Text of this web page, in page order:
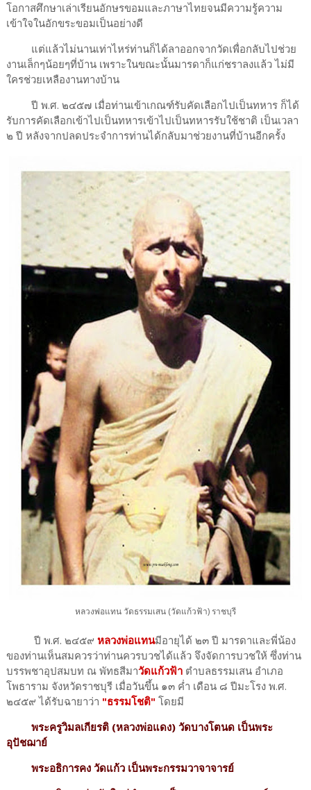
โอกาสศึกษาเล่าเรียนอักษรขอมและภาษาไทยจนมีความรู้ความ
เข้าใจในอักขระขอมเป็นอย่างดี
แต่แล้วไม่นานเท่าไหร่ท่านก็ได้ลาออกจากวัดเพื่อกลับไปช่วย
งานเล็กๆน้อยๆที่บ้าน เพราะในขณะนั้นมารดาก็แก่ชราลงแล้ว ไม่มี
ใครช่วยเหลืองานทางบ้าน
ปี พ.ศ. ๒๔๕๗ เมื่อท่านเข้าเกณฑ์รับคัดเลือกไปเป็นทหาร ก็ได้
รับการคัดเลือกเข้าไปเป็นทหารเข้าไปเป็นทหารรับใช้ชาติ เป็นเวลา
๒ ปี หลังจากปลดประจำการท่านได้กลับมาช่วยงานที่บ้านอีกครั้ง
หลวงพ่อแทน วัดธรรมเสน (วัดแก้วฟ้า) ราชบุรี
ปี พ.ศ. ๒๔๕๙ หลวงพ่อแทนมีอายุได้ ๒๓ ปี มารดาและพี่น้อง
ของท่านเห็นสมควรว่าท่านควรบวชได้แล้ว จึงจัดการบวชให้ ซึ่งท่าน
บรรพชาอุปสมบท ณ พัทธสีมาวัดแก้วฟ้าตำบลธรรมเสน อำเภอ
โพธาราม จังหวัดราชบุรี เมื่อวันขึ้น ๑๓ ค่ำ เดือน ๘ ปีมะโรง พ.ศ.
๒๔๕๙ ได้รับฉายาว่า "ธรรมโชติ" โดยมี
พระครูวิมลเกียรติ (หลวงพ่อแดง) วัดบางโตนด เป็นพระ
อุปัชฌาย์
พระอธิการคง วัดแก้ว เป็นพระกรรมวาจาจารย์